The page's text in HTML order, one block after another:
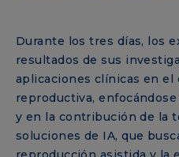
Durante los tres días, los
resultados de sus
aplicaciones clínicas en el
reproductiva,
y en la contribución de la
soluciones de IA, que